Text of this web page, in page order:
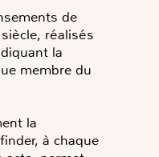
de
réalisés
la
membre du
la
à chaque